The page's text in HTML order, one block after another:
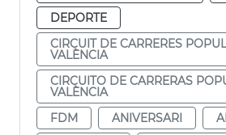
DEPORTE
CIRCUIT DE CARRERES
VALÈNCIA
CIRCUITO DE CARRERAS
VALÈNCIA
FDM
ANIVERSARI